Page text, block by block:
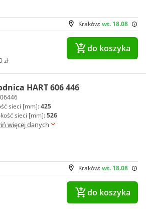
Kraków:wt. 18.08
zł
do koszyka
HART 606 446
sieci [mm]:425
sieci [mm]:526
więcej danych
Kraków:wt. 18.08
do koszyka